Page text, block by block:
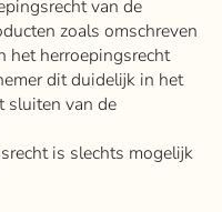
van de
zoals omschreven
het herroepingsrecht
dit duidelijk in het
sluiten van de
is slechts mogelijk